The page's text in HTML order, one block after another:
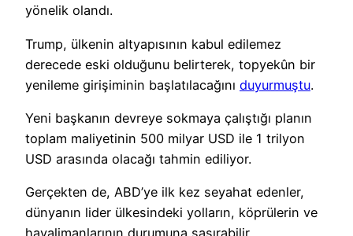
yönelik olandı.
Trump, ülkenin altyapısının kabul edilemez
derecede eski olduğunu belirterek, topyekûn bir
yenileme girişiminin başlatılacağını duyurmuştu.
Yeni başkanın devreye sokmaya çalıştığı planın
toplam maliyetinin 500 milyar USD ile 1 trilyon
USD arasında olacağı tahmin ediliyor.
Gerçekten de, ABD’ye ilk kez seyahat edenler,
dünyanın lider ülkesindeki yolların, köprülerin ve